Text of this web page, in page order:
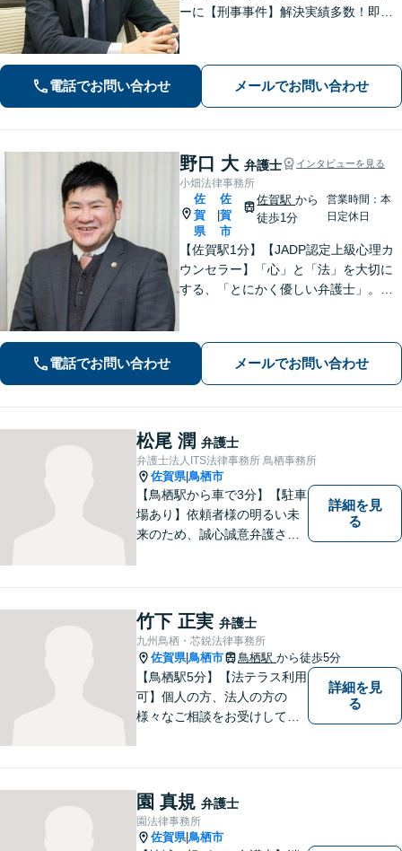
ーに【刑事事件】解決実績多数！即時
選択肢と法的権利を明確にし、納得の
いく決断ができるよう支援いたします
電話でお問い合わせ メールでお問い合わせ
野口 大 弁護士 インタビューを見る
小畑法律事務所
佐
賀
県
|
佐
賀
市
佐賀駅から
徒歩1分
営業時間：本
日定休日
【佐賀駅1分】【JADP認定上級心理カ
ウンセラー】「心」と「法」を大切に
する、「とにかく優しい弁護士」。お
す。刑事事件／離婚問題など多数の実
績あり【完全個室】
電話でお問い合わせ メールでお問い合わせ
松尾 潤 弁護士
弁護士法人ITS法律事務所 鳥栖事務所
佐賀県|鳥栖市
【鳥栖駅から車で3分】【駐車
場あり】依頼者様の明るい未
来のため、誠心誠意弁護させ
す。インターネット／刑事／
相続など、幅広い困りごとに
対応可能！【完全個室で対
応】
詳細を見
る
竹下 正実 弁護士
九州鳥栖・芯鋭法律事務所
佐賀県|鳥栖市 鳥栖駅 から徒歩5分
【鳥栖駅5分】【法テラス利用
可】個人の方、法人の方の
様々なご相談をお受けしてお
案いたします。【債務整理・
残業代請求については初回面
談無料】【土日祝・夜間相談
詳細を見
る
園 真規 弁護士
園法律事務所
佐賀県|鳥栖市